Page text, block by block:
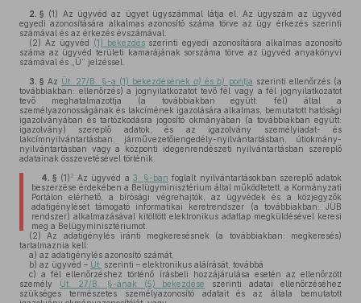
2. § (1) Az ügyvéd az ügyet ügyszámmal látja el. Az ügyszám az ügyvéd
egyedi azonosítására alkalmas azonosító száma törve az ügy érkezés szerinti
számával és az érkezés évszámával.
(2) Az ügyvéd (1) bekezdésszerinti egyedi azonosításra alkalmas azonosító
száma az ügyvéd területi kamarájának sorszáma törve az ügyvéd anyakönyvi
számával és „Ü” jelzéssel.
3. § Az Üt. 27/B. §-a (1) bekezdéséneka) ésb) pontja szerinti ellenőrzés (a
továbbiakban: ellenőrzés) a jognyilatkozatot tevő fél vagy a fél jognyilatkozatot
tevő meghatalmazottja (a továbbiakban együtt: fél) által a
személyazonosságának és lakcímének igazolására alkalmas, bemutatott hatósági
igazolványában és tartózkodásra jogosító okmányában (a továbbiakban együtt:
igazolvány) szereplő adatok, és az igazolvány személyiadat- és
lakcímnyilvántartásban, járművezetőiengedély-nyilvántartásban, útiokmány-
nyilvántartásban vagy a központi idegenrendészeti nyilvántartásban szereplő
adatainak összevetésével történik.
4. § (1) 2 Az ügyvéd a 3. §-ban foglalt nyilvántartásokban szereplő adatok
beszerzése érdekében a Belügyminisztérium által működtetett, a Kormányzati
Portálon elérhető, a bírósági végrehajtók, az ügyvédek és a közjegyzők
adatigénylését támogató informatikai keretrendszer (a továbbiakban: JÜB
rendszer) alkalmazásával kitöltött elektronikus adatlap megküldésével keresi
meg a Belügyminisztériumot.
(2) Az adatigénylés iránti megkeresésnek (a továbbiakban: megkeresés)
tartalmaznia kell:
a) az adatigénylés azonosító számát,
b) az ügyvéd – Üt. szerinti – elektronikus aláírását, továbbá
c) a fél ellenőrzéshez történő írásbeli hozzájárulása esetén az ellenőrzött
személy Üt. 27/B. §-ának (5) bekezdése
szerinti adatai ellenőrzéséhez
szükséges természetes személyazonosító adatait és az általa bemutatott